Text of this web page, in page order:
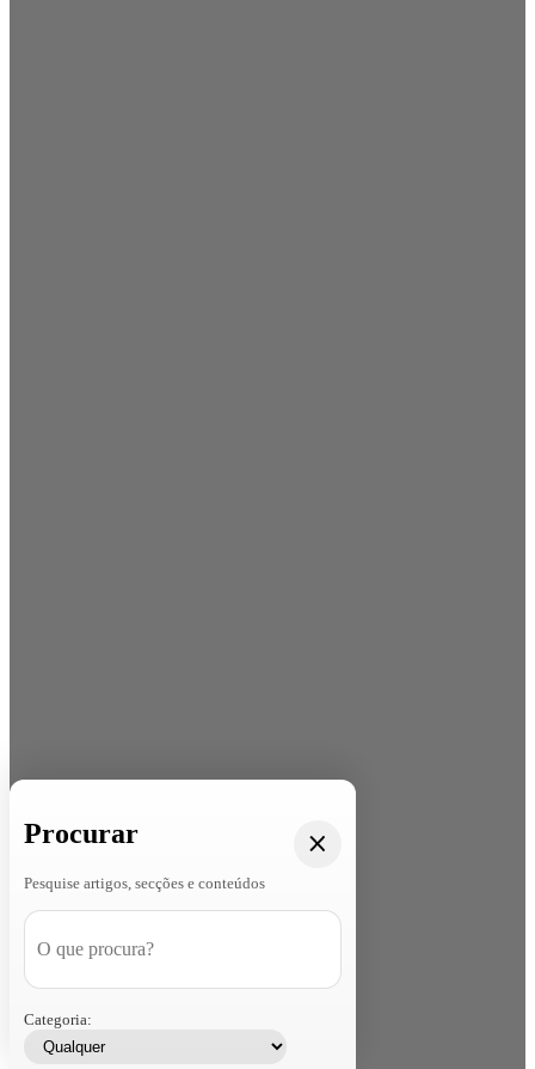
Procurar
Pesquise artigos, secções e conteúdos
Categoria: